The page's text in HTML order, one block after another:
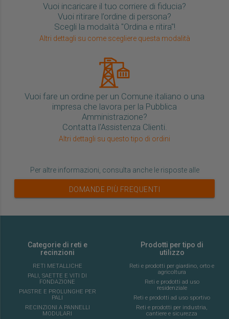
Vuoi incaricare il tuo corriere di fiducia?
Vuoi ritirare l’ordine di persona?
Scegli la modalità "Ordina e ritira"!
Altri dettagli su come scegliere questa modalità
Vuoi fare un ordine per un Comune italiano o una
impresa che lavora per la Pubblica
Amministrazione?
Contatta l'Assistenza Clienti.
Altri dettagli su questo tipo di ordini
Per altre informazioni, consulta anche le risposte alle
DOMANDE PIÙ FREQUENTI
Categorie di reti e
recinzioni
RETI METALLICHE
PALI, SAETTE E VITI DI
FONDAZIONE
PIASTRE E PROLUNGHE PER
PALI
RECINZIONI A PANNELLI
MODULARI
Prodotti per tipo di
utilizzo
Reti e prodotti per giardino, orto e
agricoltura
Reti e prodotti ad uso
residenziale
Reti e prodotti ad uso sportivo
Reti e prodotti per industria,
cantiere e sicurezza